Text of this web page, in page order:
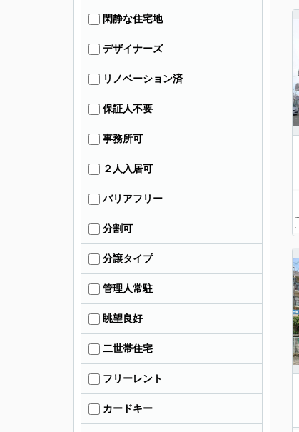
閑静な住宅地
デザイナーズ
リノベーション済
保証人不要
事務所可
２人入居可
バリアフリー
分割可
分譲タイプ
管理人常駐
眺望良好
二世帯住宅
フリーレント
カードキー